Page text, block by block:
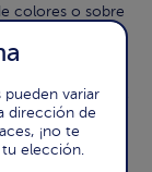
colores o sobre
¡Delicioso!
mesa
su sabor pero
dulce y
El truco está
que salgan
pueden variar
dirección de
¡no te
elección.